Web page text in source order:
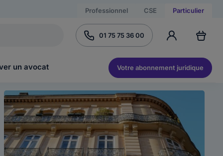
Professionnel CSE Particulier
01 75 75 36 00
un avocat Votre abonnement juridique